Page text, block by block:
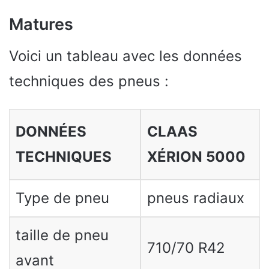
Matures
Voici un tableau avec les données
techniques des pneus :
DONNÉES
TECHNIQUES
CLAAS
XÉRION 5000
Type de pneu pneus radiaux
taille de pneu
avant
710/70 R42